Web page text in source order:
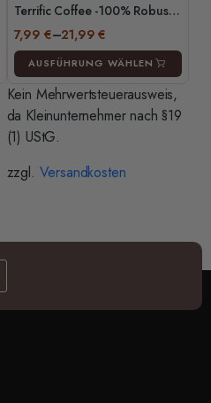
Terrific Coffee-100% Robusta
RohKaffee Bohnen –
Handarbeit und direkt trade –
Speciality coffee Kamerun –
(grüne Kaffeebohnen)
7,99 €–21,99€
AUSFÜHRUNG WÄHLEN
Kein Mehrwertsteuerausweis,
da Kleinunternehmer nach §19
(1) UStG.
zzgl. Versandkosten